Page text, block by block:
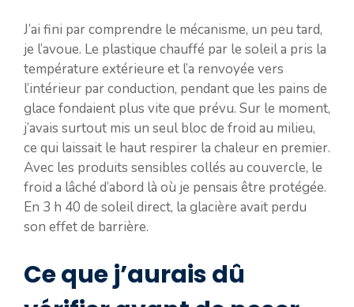
J’ai fini par comprendre le mécanisme, un peu tard,
je l’avoue. Le plastique chauffé par le soleil a pris la
température extérieure et l’a renvoyée vers
l’intérieur par conduction, pendant que les pains de
glace fondaient plus vite que prévu. Sur le moment,
j’avais surtout mis un seul bloc de froid au milieu,
ce qui laissait le haut respirer la chaleur en premier.
Avec les produits sensibles collés au couvercle, le
froid a lâché d’abord là où je pensais être protégée.
En 3 h 40 de soleil direct, la glacière avait perdu
son effet de barrière.
Ce que j’aurais dû